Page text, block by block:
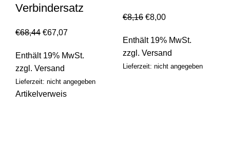
Verbindersatz
€68,44 €67,07
Enthält 19% MwSt.
zzgl. Versand
Lieferzeit: nicht angegeben
€8,16 €8,00
Enthält 19% MwSt.
zzgl. Versand
Lieferzeit: nicht angegeben
Artikelverweis